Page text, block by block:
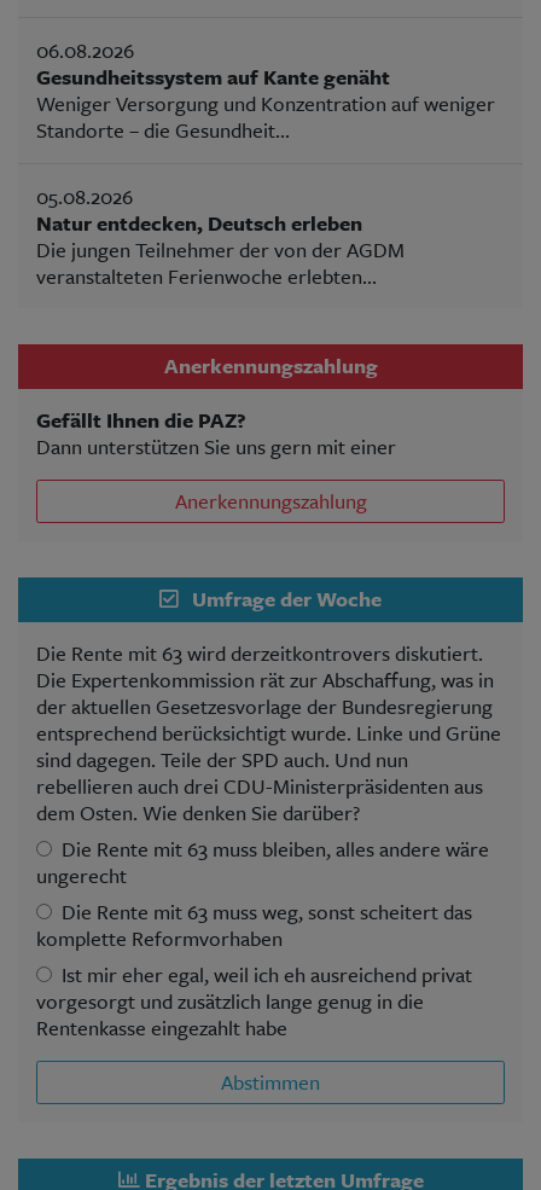
06.08.2026
Gesundheitssystem auf Kante genäht
Weniger Versorgung und Konzentration auf weniger
Standorte – die Gesundheit...
05.08.2026
Natur entdecken, Deutsch erleben
Die jungen Teilnehmer der von der AGDM
veranstalteten Ferienwoche erlebten...
Anerkennungszahlung
Gefällt Ihnen die PAZ?
Dann unterstützen Sie uns gern mit einer
Anerkennungszahlung
Umfrage der Woche
Die Rente mit 63 wird derzeitkontrovers diskutiert.
Die Expertenkommission rät zur Abschaffung, was in
der aktuellen Gesetzesvorlage der Bundesregierung
entsprechend berücksichtigt wurde. Linke und Grüne
sind dagegen. Teile der SPD auch. Und nun
rebellieren auch drei CDU-Ministerpräsidenten aus
dem Osten. Wie denken Sie darüber?
Die Rente mit 63 muss bleiben, alles andere wäre
ungerecht
Die Rente mit 63 muss weg, sonst scheitert das
komplette Reformvorhaben
Ist mir eher egal, weil ich eh ausreichend privat
vorgesorgt und zusätzlich lange genug in die
Rentenkasse eingezahlt habe
Abstimmen
Ergebnis der letzten Umfrage